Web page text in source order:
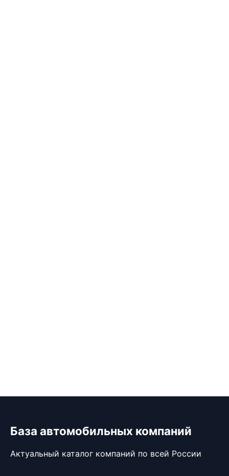
База автомобильных компаний
Актуальный каталог компаний по всей России